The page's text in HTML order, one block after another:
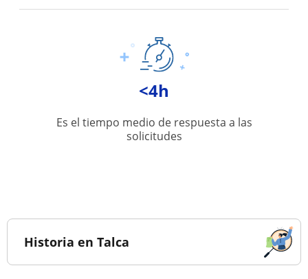
<4h
Es el tiempo medio de respuesta a las
solicitudes
Historia en Talca